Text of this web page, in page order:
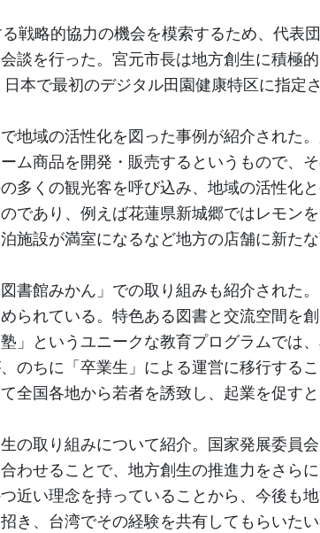
戦略的協力の機会を模索するため、代表
談を行った。宮元市長は地方創生に積極
本で最初のデジタル田園健康特区に指定さ
地域の活性化を図った事例が紹介された
ム商品を開発・販売するというもので、
多くの観光客を呼び込み、地域の活性化
であり、例えば花蓮県新城郷ではレモン
設が満室になるなど地方の店舗に新たな
書館みかん」での取り組みも紹介された
られている。特色ある図書と交流空間を
」というユニークな教育プログラムでは
ちに「卒業生」による運営に移行する
国各地から若者を誘致し、起業を促す
の取り組みについて紹介。国家発展委員
わせることで、地方創生の推進力をさら
近い理念を持っていることから、今後も
き、台湾でその経験を共有してもらいた